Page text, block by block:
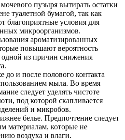
пузыря вытирать остатки
туалетной бумагой, так как
благоприятные условия для
микроорганизмов.
ароматизированных
повышают вероятность
одной из причин снижения
до и после полового контакта
мыла. Во время
следует уделять чистоте
под которой скапливается
и микробов.
белье. Предпочтение следует
материалам, которые не
воздуха и влаги.